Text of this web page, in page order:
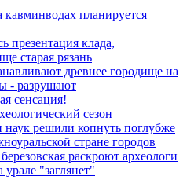
кавминводах планируется
презентация клада,
старая рязань
древнее городище на
- разрушают
сенсация!
сезон
решили копнуть поглубже
стране городов
раскроют археологи
"заглянет"